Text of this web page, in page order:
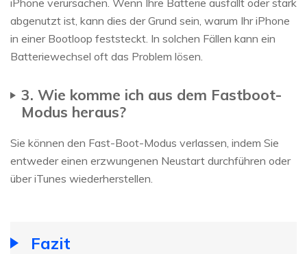
abgenutzt ist, kann dies der Grund sein, warum Ihr iPhone
in einer Bootloop feststeckt. In solchen Fällen kann ein
Batteriewechsel oft das Problem lösen.
3. Wie komme ich aus dem Fastboot-
Modus heraus?
Sie können den Fast-Boot-Modus verlassen, indem Sie
entweder einen erzwungenen Neustart durchführen oder
über iTunes wiederherstellen.
Fazit